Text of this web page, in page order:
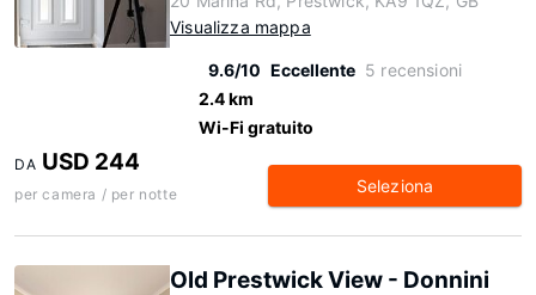
Visualizza mappa
9.6/10 Eccellente 5 recensioni
2.4 km
Wi-Fi gratuito
DA USD 244
per camera / per notte Seleziona
Old Prestwick View - Donnini